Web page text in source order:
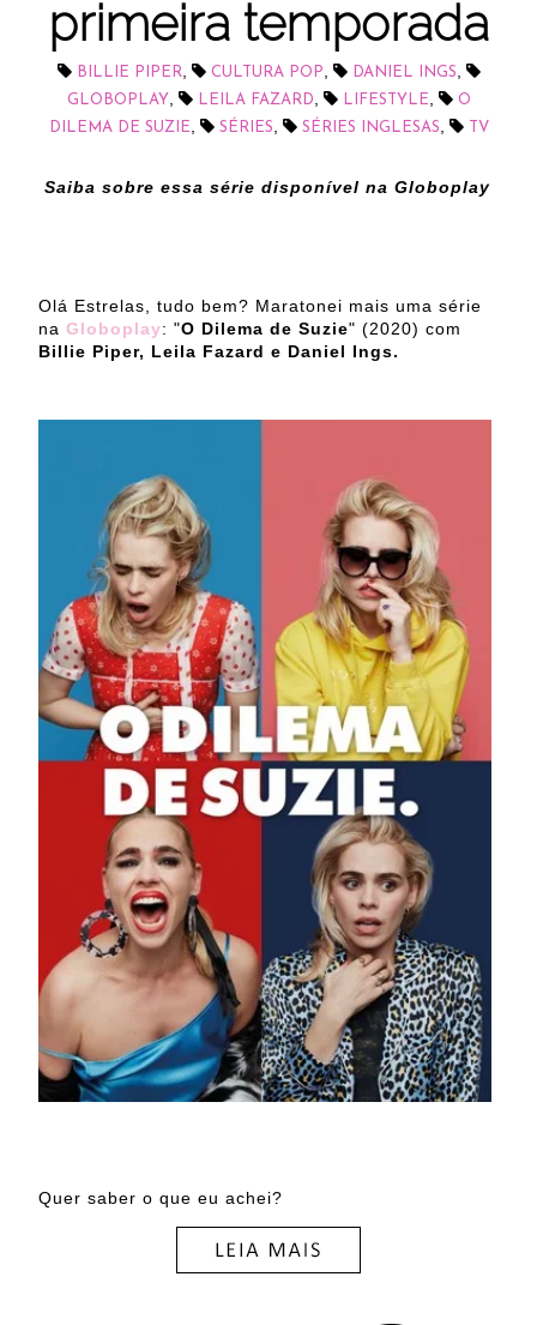
primeira temporada
BILLIE PIPER, CULTURA POP, DANIEL INGS,
GLOBOPLAY, LEILA FAZARD, LIFESTYLE,
O
DILEMA DE SUZIE, SÉRIES, SÉRIES INGLESAS, TV
Saiba sobre essa série disponível na Globoplay
Olá Estrelas, tudo bem? Maratonei mais uma série
na Globoplay: "O Dilema de Suzie" (2020) com
Billie Piper, Leila Fazard e Daniel Ings.
Quer saber o que eu achei?